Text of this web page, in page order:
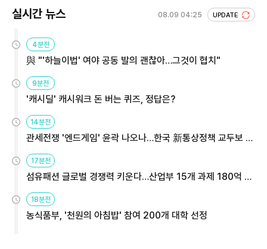
실시간 뉴스 08.09 04:25 UPDATE
4분전
與 "'하늘이법' 여야 공동 발의 괜찮아…그것이 협치"
9분전
'캐시딜' 캐시워크 돈 버는 퀴즈, 정답은?
14분전
관세전쟁 '엔드게임' 윤곽 나오나…한국 新통상정책 교두보 활
용해야
17분전
섬유패션 글로벌 경쟁력 키운다…산업부 15개 과제 180억 지
원
18분전
농식품부, '천원의 아침밥' 참여 200개 대학 선정